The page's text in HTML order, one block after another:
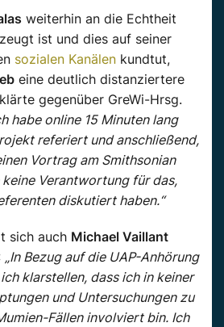
weiterhin an die Echtheit
ist und dies auf seiner
sozialen Kanälen kundtut,
eine deutlich distanziertere
gegenüber GreWi-Hrsg.
habe online 15 Minuten lang
referiert undanschließend,
Vortrag am Smithsonian
Verantwortung für das,
diskutiert haben.“
sich auch Michael Vaillant
„In Bezug auf die UAP-Anhörung
klarstellen, dass ich in keiner
und Untersuchungen zu
Fällen involviert bin. Ich